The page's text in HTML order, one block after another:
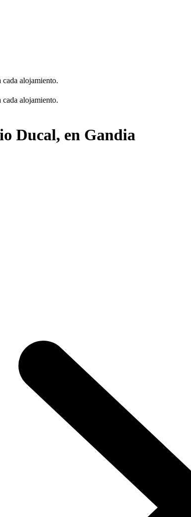
cada alojamiento.
cada alojamiento.
Ducal, en Gandia